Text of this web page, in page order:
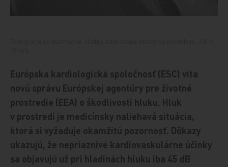
Európska kardiologická spoločnosť (ESC) víta
novú správu Európskej agentúry pre životné
prostredie (EEA) o škodlivosti hluku. Hluk
v prostredí je medicínsky naliehavá situácia,
ktorá si vyžaduje okamžitú pozornosť. Dôkazy
ukazujú, že nepriaznivé kardiovaskulárne účinky
sa objavujú už pri hladinách hluku iba 45 dB